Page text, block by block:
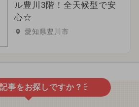
ル豊川3階！全天候型で安
心☆
愛知県豊川市
事をお探しですか？